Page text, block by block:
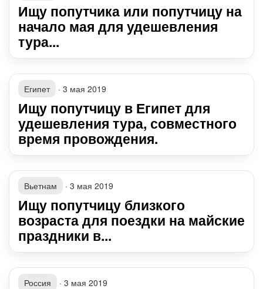
Ищу попутчика или попутчицу на
начало мая для удешевления
тура...
Египет · 3 мая 2019
Ищу попутчицу в Египет для
удешевления тура, совместного
время провождения.
Вьетнам · 3 мая 2019
Ищу попутчицу близкого
возраста для поездки на майские
праздники в...
Россия · 3 мая 2019